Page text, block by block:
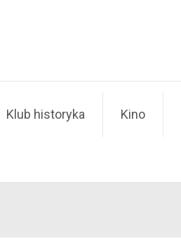
Klub historyka Kino